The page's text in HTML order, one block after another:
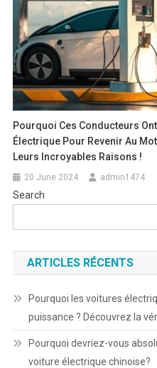
Pourquoi Ces Conducteurs
Électrique Pour Revenir Au
Leurs Incroyables Raisons !
20 June 2024 admin1474
Search
ARTICLES RÉCENTS
Pourquoi les voitures
puissance ? Découvrez la
Pourquoi devriez-vous
voiture électrique chinoise?